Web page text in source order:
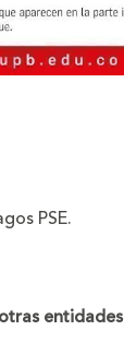
PSE.
entidades